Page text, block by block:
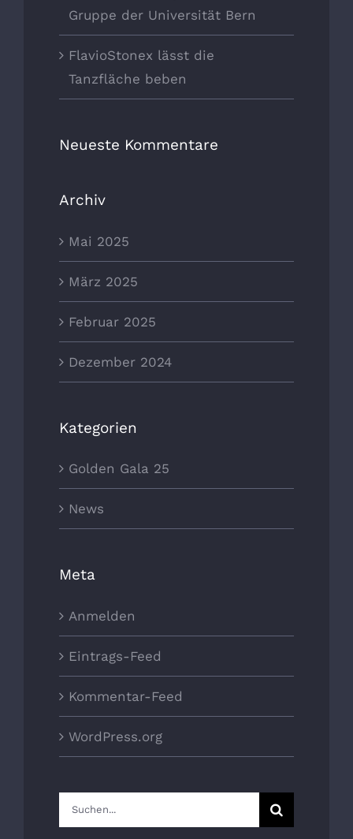
Gruppe der Universität Bern
FlavioStonex lässt die
Tanzfläche beben
Neueste Kommentare
Archiv
Mai 2025
März 2025
Februar 2025
Dezember 2024
Kategorien
Golden Gala 25
News
Meta
Anmelden
Eintrags-Feed
Kommentar-Feed
WordPress.org
Suche
nach: